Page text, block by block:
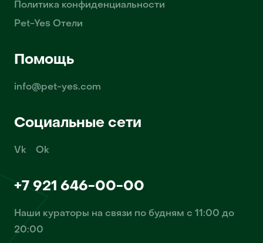
Политика конфиденциальности
Pet-Yes Отели
Помощь
info@pet-yes.com
Социальные сети
Vk Ok
+7 921 646-00-00
Наши кураторы на связи по будням с 11:00 до
20:00